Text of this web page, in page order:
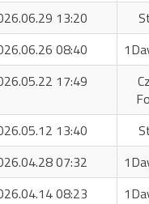
13:20
08:40
17:49
13:40
07:32
08:23